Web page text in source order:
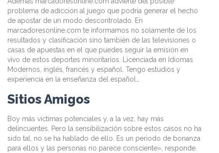
problema de adicción al juego que podria generar el hecho
de apostar de un modo descontrolado. En
marcadoresonline.com te informamos no solamente de los
resultados y clasificación sino también de las televisiones o
casas de apuestas en el que puedes seguir la emisión en
vivo de estos deportes minoritarios. Licenciada en Idiomas
Modernos, inglés, francés y español. Tengo estudios y
experiencia en la enseñanza del español…
Sitios Amigos
Boy más víctimas potenciales y, a la vez, hay más
delincuentes. Pero la sensibilización sobre estos casos no ha
sido tal, no se ha hablado de ello. Es un periodo de bonanza
para ellos y las personas no parece consciente», responde.